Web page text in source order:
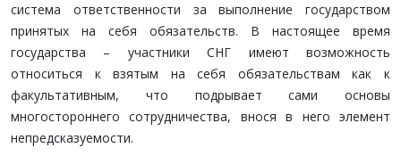
система ответственности за выполнение государством
принятых на себя обязательств. В настоящее время
государства – участники СНГ имеют возможность
относиться к взятым на себя обязательствам как к
факультативным, что подрывает сами основы
многостороннего сотрудничества, внося в него элемент
непредсказуемости.